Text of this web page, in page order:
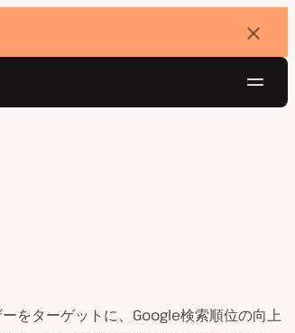
バ
ナ
を
をターゲットに、Google検索順位の向上